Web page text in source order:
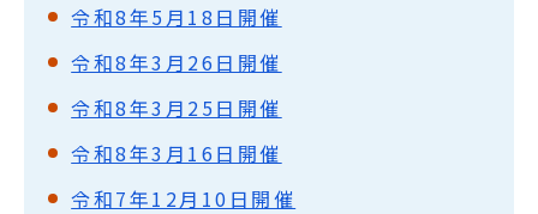
令和8年5月18日開催
令和8年3月26日開催
令和8年3月25日開催
令和8年3月16日開催
令和7年12月10日開催